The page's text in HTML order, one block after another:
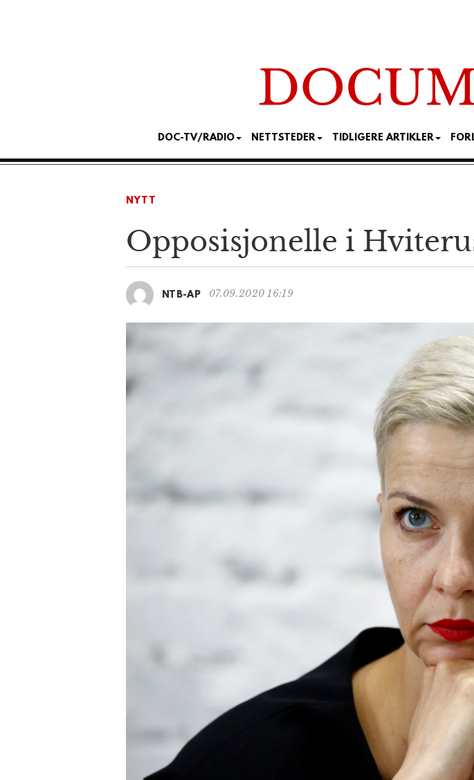
DOC-TV/RADIO NETTSTEDER TIDLIGERE ARTIKLER
NYTT
Opposisjonelle i
NTB-AP 07.09.2020 16:19